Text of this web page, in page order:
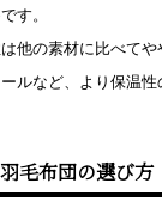
す。
は他の素材に比べて
ルなど、より保温
毛布団の選び方